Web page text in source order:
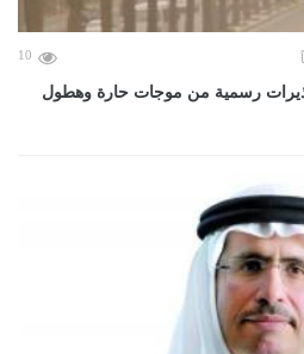
10
رسمية من موجات حارة وهطول